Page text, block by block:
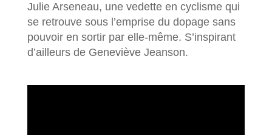
Julie Arseneau, une vedette en cyclisme qui
se retrouve sous l’emprise du dopage sans
pouvoir en sortir par elle-même. S’inspirant
d’ailleurs de Geneviève Jeanson.